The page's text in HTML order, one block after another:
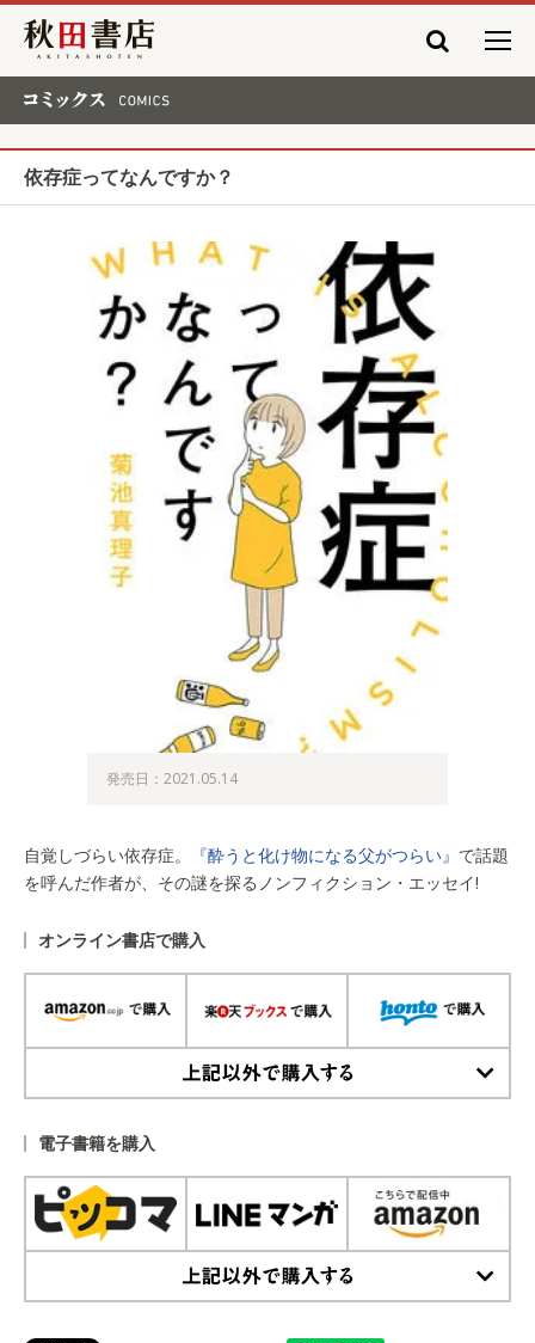
秋田書店
依存症ってなんですか？
発売日：2021.05.14
自覚しづらい依存症。 『酔うと化け物になる父がつらい』 で話題
を呼んだ作者が、その謎を探るノンフィクション・エッセイ!
オンライン書店で購入
電子書籍を購入